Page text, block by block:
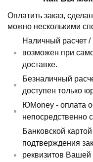
Оплатить заказ,
можно несколькими
Наличный расчет /
возможен при
доставке.
Безналичный
доступен только
ЮMoney - оплата
непосредственно
Банковской
подтверждения
реквизитов